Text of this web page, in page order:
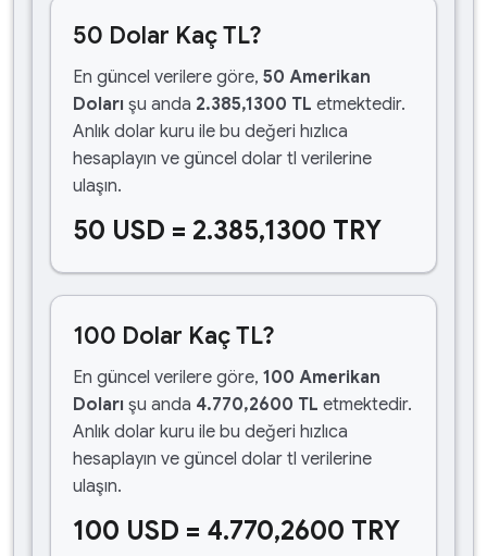
50 Dolar Kaç TL?
En güncel verilere göre, 50 Amerikan
Doları şu anda 2.385,1300 TL etmektedir.
Anlık dolar kuru ile bu değeri hızlıca
hesaplayın ve güncel dolar tl verilerine
ulaşın.
50 USD = 2.385,1300 TRY
100 Dolar Kaç TL?
En güncel verilere göre, 100 Amerikan
Doları şu anda 4.770,2600 TL etmektedir.
Anlık dolar kuru ile bu değeri hızlıca
hesaplayın ve güncel dolar tl verilerine
ulaşın.
100 USD = 4.770,2600 TRY